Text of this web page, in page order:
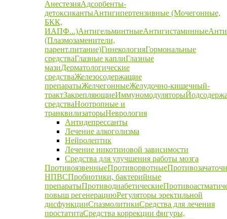
АнестезияАдсорбенты-
детоксикантыАнтигипертензивные (Мочегонные,
БКК,
ИАПФ...)АнтигельминтныеАнтигистаминные
(Плазмозаменители,
парент.питание)ГинекологияГормональные
средстваГлазные каплиГлазные
мазиДерматологические
средстваЖелезосодержащие
препаратыЖелчегонныеЖелудочно-кишечный-
трактЗакрепляющиеИммуномодуляторы
средстваНоотропные и
транквилизаторыНеврология
Антидепрессанты
Лечение алкоголизма
Нейролептик
Лечение никотиновой зависимости
Средства для улучшения работы мозга
ПротивоязвенныеПротиворвотные
НПВСПробиотики, бактерийные
препаратыПротиводиабетические
повыш регенерациюРегуляторы эректильной
дисфункцииСпазмолитикиСредства для лечения
простатитаСредства коррекции фигуры,